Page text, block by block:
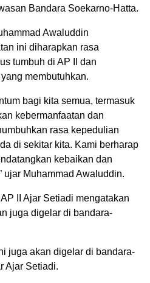
Bandara Soekarno-Hatta.
Awaluddin
ini diharapkan rasa
tumbuh di AP II dan
membutuhkan.
bagi kita semua, termasuk
kebermanfaatan dan
rasa kepedulian
di sekitar kita. Kami berharap
kebaikan dan
ujar Muhammad Awaluddin.
II Ajar Setiadi mengatakan
juga digelar di bandara-
juga akan digelar di bandara-
Ajar Setiadi.